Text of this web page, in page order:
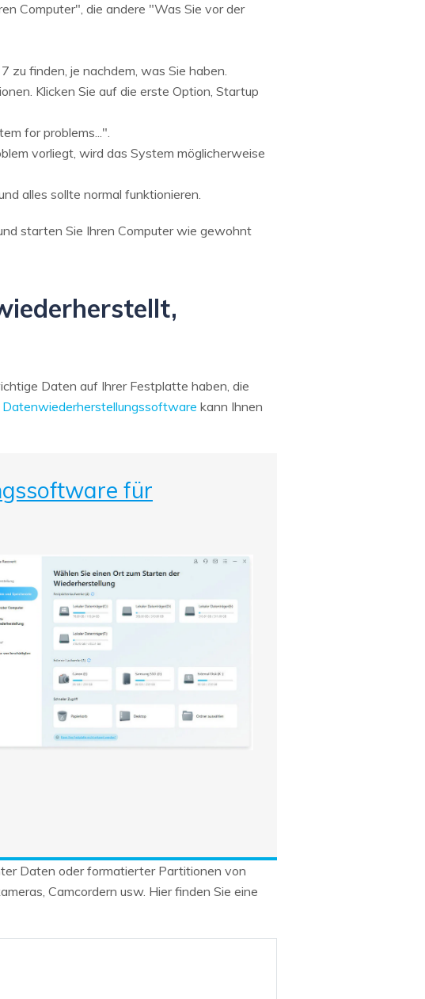
Computer", die andere "Was Sie vor der
finden, je nachdem, was Sie haben.
Klicken Sie auf die erste Option, Startup
for problems...".
vorliegt, wird das System möglicherweise
alles sollte normal funktionieren.
starten Sie Ihren Computer wie gewohnt
Daten auf Ihrer Festplatte haben, die
Datenwiederherstellungssoftware kann Ihnen
für
Daten oder formatierter Partitionen von
Camcordern usw. Hier finden Sie eine